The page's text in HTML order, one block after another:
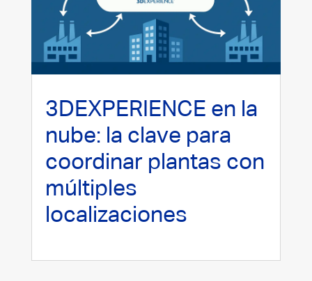
3DEXPERIENCE en la
nube: la clave para
coordinar plantas con
múltiples
localizaciones